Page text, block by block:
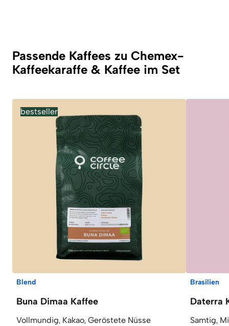
Passende Kaffees zu Chemex-
Kaffeekaraffe & Kaffee im Set
bestseller
Blend
Buna Dimaa Kaffee
Vollmundig, Kakao, Geröstete Nüsse
Brasilien
Daterra
Samtig,